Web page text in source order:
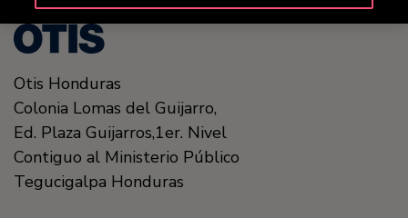
Otis Honduras
Colonia Lomas del Guijarro,
Ed. Plaza Guijarros,1er. Nivel
Contiguo al Ministerio Público
Tegucigalpa Honduras